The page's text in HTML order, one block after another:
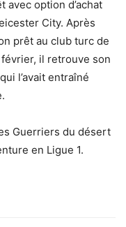
avec option d’achat
City. Après
prêt au club turc de
février, il retrouve son
l’avait entraîné
Guerriers du désert
en Ligue 1.